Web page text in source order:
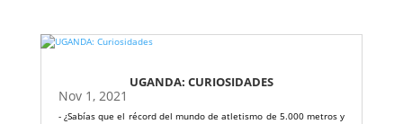
UGANDA: CURIOSIDADES
Nov 1, 2021
- ¿Sabías que el récord del mundo de atletismo de 5.000 metros y